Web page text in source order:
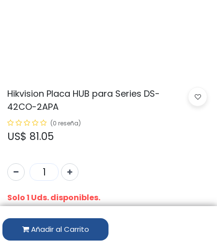
Hikvision Placa HUB para Series DS-
42CO-2APA
(0 reseña)
US$ 81.05
Añadir al Carrito
Solo 1 Uds. disponibles.
Código: DS-D42CO-1APA/H
Disponibilidad por Almacén